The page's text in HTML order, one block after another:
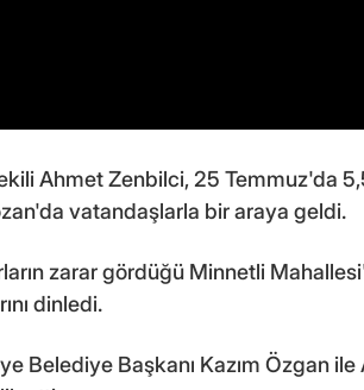
Ahmet Zenbilci, 25 Temmuz'da
vatandaşlarla bir araya geldi.
zarar gördüğü Minnetli
dinledi.
Belediye Başkanı Kazım Özgan ile